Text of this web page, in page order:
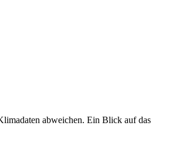
abweichen. Ein Blick auf das